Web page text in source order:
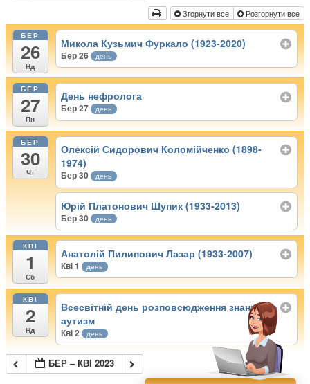
Згорнути все Розгорнути все
БЕР
26
Нд
Микола Кузьмич Фуркало (1923-2020)
Бер 26 день
БЕР
27
Пн
День нефролога
Бер 27 день
БЕР
30
Чт
Олексій Сидорович Коломійченко (1898-
1974)
Бер 30 день
Юрій Платонович Шупик (1933-2013)
Бер 30 день
КВІ
1
Сб
Анатолій Пилипович Лазар (1933-2007)
Кві 1 день
КВІ
2
Нд
Всесвітній день розповсюдження знань про
аутизм
Кві 2 день
БЕР – КВІ 2023